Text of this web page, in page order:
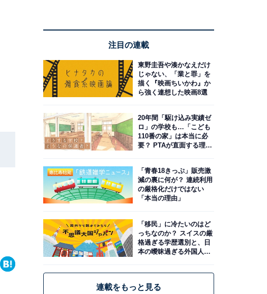
注目の連載
東野圭吾や湊かなえだけ
じゃない、「業と罪」を
描く『映画ちいかわ』か
ら強く連想した映画8選
20年間「駆け込み実績ゼ
ロ」の学校も…「こども
110番の家」は本当に必
要？ PTAが直面する理想
「青春18きっぷ」販売激
減の裏に何が？ 連続利用
の厳格化だけではない
「本当の理由」
「移民」に冷たいのはど
っちなのか？ スイスの厳
格過ぎる学歴選別と、日
本の曖昧過ぎる外国人政
連載をもっと見る